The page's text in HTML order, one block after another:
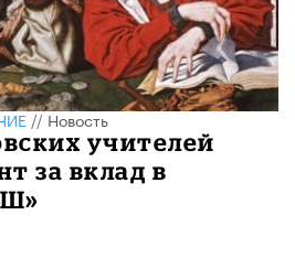
//Новость
учителей
за вклад в